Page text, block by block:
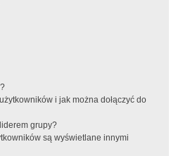
i jak można dołączyć do
grupy?
są wyświetlane innymi